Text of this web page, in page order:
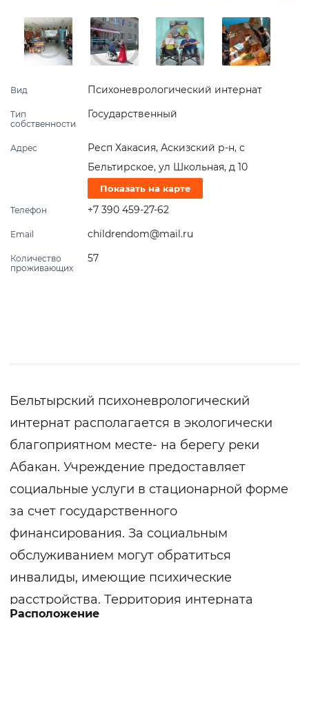
Вид Психоневрологический интернат
Тип
собственности
Государственный
Адрес
Респ Хакасия, Аскизский р-н, с
Бельтирское, ул Школьная, д 10
Показать на карте
Телефон +7 390 459-27-62
Email childrendom@mail.ru
Количество
проживающих
57
Бельтырский психоневрологический
интернат располагается в экологически
благоприятном месте- на берегу реки
Абакан. Учреждение предоставляет
социальные услуги в стационарной форме
за счет государственного
финансирования. За социальным
обслуживанием могут обратиться
инвалиды, имеющие психические
расстройства. Территория интерната
огорожена, находится под круглосуточным
Расположение